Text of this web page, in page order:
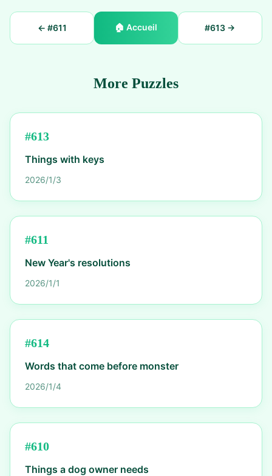
← #611 🏠 Accueil #613 →
More Puzzles
#613
Things with keys
2026/1/3
#611
New Year's resolutions
2026/1/1
#614
Words that come before monster
2026/1/4
#610
Things a dog owner needs